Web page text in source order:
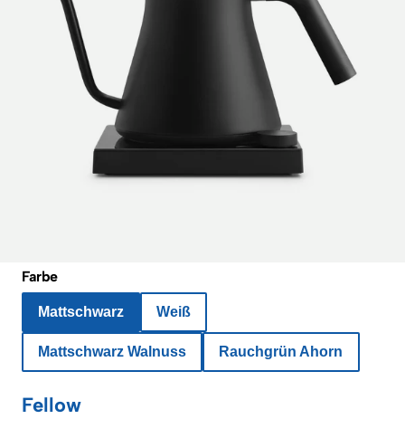
Farbe
Mattschwarz Weiß
Mattschwarz Walnuss Rauchgrün Ahorn
Fellow